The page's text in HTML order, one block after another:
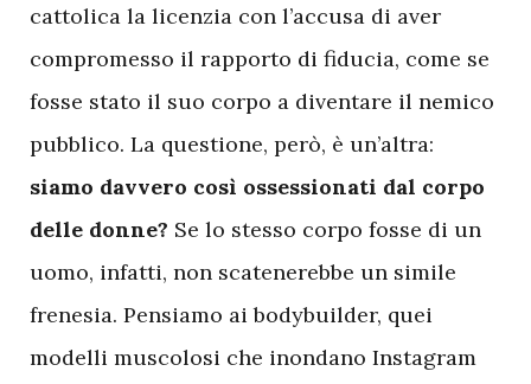
cattolica la licenzia con l’accusa di aver
compromesso il rapporto di fiducia, come se
fosse stato il suo corpo a diventare il nemico
pubblico. La questione, però, è un’altra:
siamo davvero così ossessionati dal corpo
delle donne? Se lo stesso corpo fosse di un
uomo, infatti, non scatenerebbe un simile
frenesia. Pensiamo ai bodybuilder, quei
modelli muscolosi che inondano Instagram